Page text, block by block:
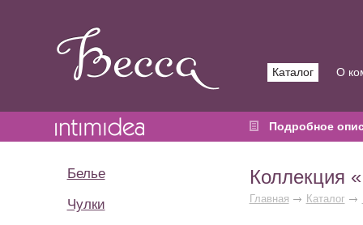
Каталог О
Подробное
Белье
Чулки
Коллекция
Главная Каталог